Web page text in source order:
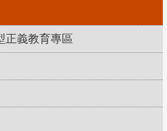
正義教育專區